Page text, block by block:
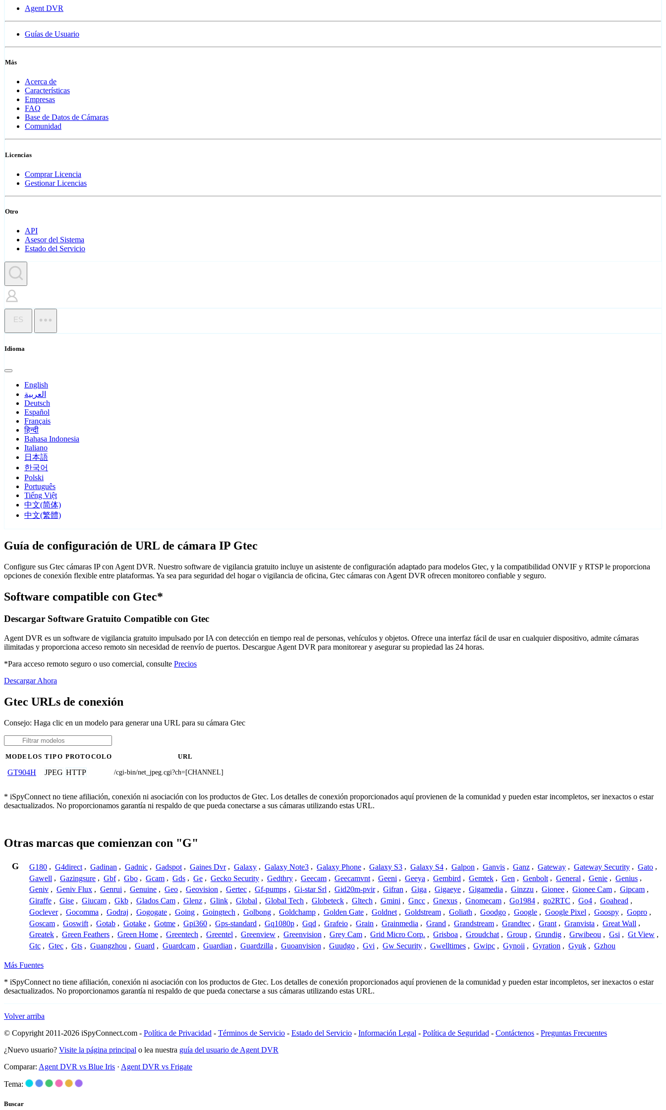
Agent DVR
Guías de Usuario
Más
Acerca de
Características
Empresas
FAQ
Base de Datos de Cámaras
Comunidad
Licencias
Comprar Licencia
Gestionar Licencias
Otro
API
Asesor del Sistema
Estado del Servicio
ES
Idioma
English
العربية
Deutsch
Español
Français
हिन्दी
Bahasa Indonesia
Italiano
日本語
한국어
Polski
Português
Tiếng Việt
中文(简体)
中文(繁體)
Guía de configuración de URL de cámara IP Gtec
Configure sus Gtec cámaras IP con Agent DVR. Nuestro software de vigilancia gratuito incluye un asistente de configuración adaptado para modelos Gtec, y la compatibilidad ONVIF y RTSP le proporciona
opciones de conexión flexible entre plataformas. Ya sea para seguridad del hogar o vigilancia de oficina, Gtec cámaras con Agent DVR ofrecen monitoreo confiable y seguro.
Software compatible con Gtec*
Descargar Software Gratuito Compatible con Gtec
Agent DVR es un software de vigilancia gratuito impulsado por IA con detección en tiempo real de personas, vehículos y objetos. Ofrece una interfaz fácil de usar en cualquier dispositivo, admite cámaras
ilimitadas y proporciona acceso remoto sin necesidad de reenvío de puertos. Descargue Agent DVR para monitorear y asegurar su propiedad las 24 horas.
*Para acceso remoto seguro o uso comercial, consulte Precios
Descargar Ahora
Gtec URLs de conexión
Consejo: Haga clic en un modelo para generar una URL para su cámara Gtec
MODELOS TIPO PROTOCOLO URL
GT904H JPEG HTTP /cgi-bin/net_jpeg.cgi?ch=[CHANNEL]
* iSpyConnect no tiene afiliación, conexión ni asociación con los productos de Gtec. Los detalles de conexión proporcionados aquí provienen de la comunidad y pueden estar incompletos, ser inexactos o estar
desactualizados. No proporcionamos garantía ni respaldo de que pueda conectarse a sus cámaras utilizando estas URL.
Otras marcas que comienzan con "G"
G G180 , G4direct , Gadinan , Gadnic , Gadspot , Gaines Dvr , Galaxy , Galaxy Note3 , Galaxy Phone , Galaxy S3 , Galaxy S4 , Galpon , Ganvis , Ganz , Gateway , Gateway Security , Gato ,
Gawell , Gazingsure , Gbf , Gbo , Gcam , Gds , Ge , Gecko Security , Gedthry , Geecam , Geecamvnt , Geeni , Geeya , Gembird , Gemtek , Gen , Genbolt , General , Genie , Genius ,
Geniv , Geniv Flux , Genrui , Genuine , Geo , Geovision , Gertec , Gf-pumps , Gi-star Srl , Gid20m-pvir , Gifran , Giga , Gigaeye , Gigamedia , Ginzzu , Gionee , Gionee Cam , Gipcam ,
Giraffe , Gise , Giucam , Gkb , Glados Cam , Glenz , Glink , Global , Global Tech , Globeteck , Gltech , Gmini , Gncc , Gnexus , Gnomecam , Go1984 , go2RTC , Go4 , Goahead ,
Goclever , Gocomma , Godraj , Gogogate , Going , Goingtech , Golbong , Goldchamp , Golden Gate , Goldnet , Goldstream , Goliath , Goodgo , Google , Google Pixel , Goospy , Gopro ,
Goscam , Goswift , Gotab , Gotake , Gotme , Gpi360 , Gps-standard , Gq1080p , Gqd , Grafeio , Grain , Grainmedia , Grand , Grandstream , Grandtec , Grant , Granvista , Great Wall ,
Greatek , Green Feathers , Green Home , Greentech , Greentel , Greenview , Greenvision , Grey Cam , Grid Micro Corp. , Grisboa , Groudchat , Group , Grundig , Grwibeou , Gsi , Gt View ,
Gtc , Gtec , Gts , Guangzhou , Guard , Guardcam , Guardian , Guardzilla , Guoanvision , Guudgo , Gvi , Gw Security , Gwelltimes , Gwipc , Gynoii , Gyration , Gyuk , Gzhou
Más Fuentes
* iSpyConnect no tiene afiliación, conexión ni asociación con los productos de Gtec. Los detalles de conexión proporcionados aquí provienen de la comunidad y pueden estar incompletos, ser inexactos o estar
desactualizados. No proporcionamos garantía ni respaldo de que pueda conectarse a sus cámaras utilizando estas URL.
Volver arriba
© Copyright 2011-2026 iSpyConnect.com - Política de Privacidad - Términos de Servicio - Estado del Servicio - Información Legal - Política de Seguridad - Contáctenos - Preguntas Frecuentes
¿Nuevo usuario? Visite la página principal o lea nuestra guía del usuario de Agent DVR
Comparar: Agent DVR vs Blue Iris · Agent DVR vs Frigate
Tema:
Buscar